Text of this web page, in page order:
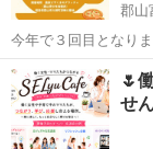
郡山
今年で３回目となり
ただいております！！ 独立したばかりの方や、引越ししてきた方
業種との繋がりが欲
ても楽しい異業種交流
福島 郡山市
🌷
せ